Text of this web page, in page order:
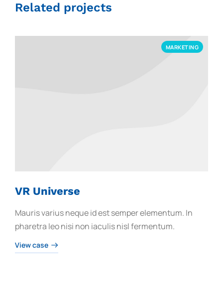
Related projects
MARKETING
VR Universe
Mauris varius neque id est semper elementum. In
pharetra leo nisi non iaculis nisl fermentum.
View case